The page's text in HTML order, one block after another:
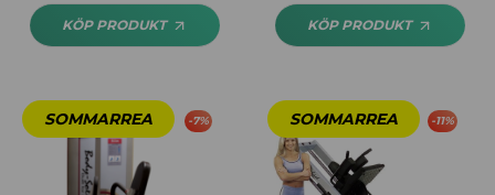
KÖP PRODUKT KÖP PRODUKT
-7% -11%